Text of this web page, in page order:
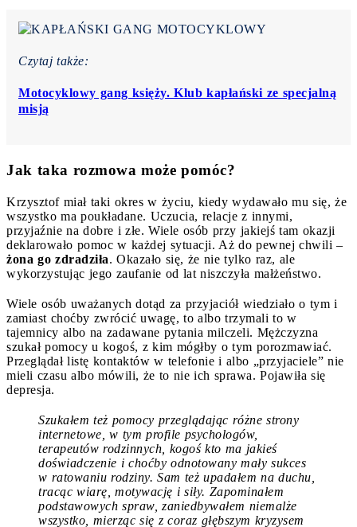
Czytaj także:
Motocyklowy gang księży. Klub kapłański ze specjalną
misją
Jak taka rozmowa może pomóc?
Krzysztof miał taki okres w życiu, kiedy wydawało mu się, że
wszystko ma poukładane. Uczucia, relacje z innymi,
przyjaźnie na dobre i złe. Wiele osób przy jakiejś tam okazji
deklarowało pomoc w każdej sytuacji. Aż do pewnej chwili –
żona go zdradziła. Okazało się, że nie tylko raz, ale
wykorzystując jego zaufanie od lat niszczyła małżeństwo.
Wiele osób uważanych dotąd za przyjaciół wiedziało o tym i
zamiast choćby zwrócić uwagę, to albo trzymali to w
tajemnicy albo na zadawane pytania milczeli. Mężczyzna
szukał pomocy u kogoś, z kim mógłby o tym porozmawiać.
Przeglądał listę kontaktów w telefonie i albo „przyjaciele” nie
mieli czasu albo mówili, że to nie ich sprawa. Pojawiła się
depresja.
Szukałem też pomocy przeglądając różne strony
internetowe, w tym profile psychologów,
terapeutów rodzinnych, kogoś kto ma jakieś
doświadczenie i choćby odnotowany mały sukces
w ratowaniu rodziny. Sam też upadałem na duchu,
tracąc wiarę, motywację i siły. Zapominałem
podstawowych spraw, zaniedbywałem niemalże
wszystko, mierząc się z coraz głębszym kryzysem